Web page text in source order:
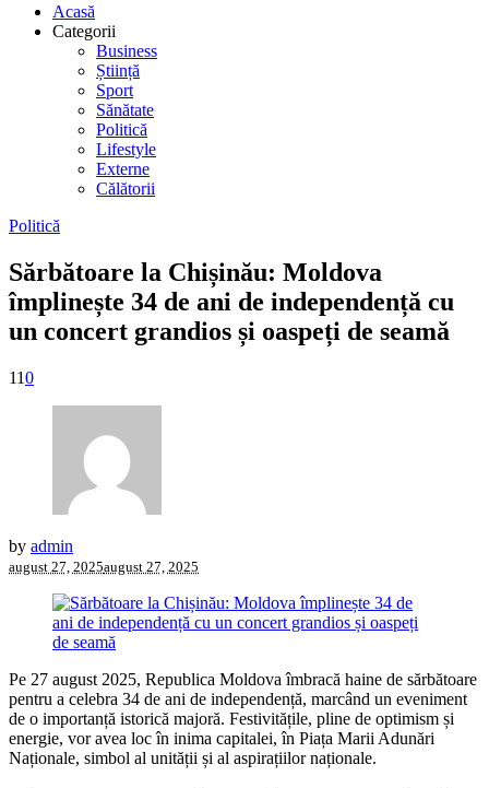
Acasă
Categorii
Business
Știință
Sport
Sănătate
Politică
Lifestyle
Externe
Călătorii
Politică
Sărbătoare la Chișinău: Moldova
împlinește 34 de ani de independență cu
un concert grandios și oaspeți de seamă
110
by admin
august 27, 2025august 27, 2025
Pe 27 august 2025, Republica Moldova îmbracă haine de sărbătoare
pentru a celebra 34 de ani de independență, marcând un eveniment
de o importanță istorică majoră. Festivitățile, pline de optimism și
energie, vor avea loc în inima capitalei, în Piața Marii Adunări
Naționale, simbol al unității și al aspirațiilor naționale.